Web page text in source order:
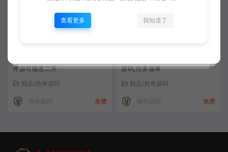
开源可随意二开
精品/抢单源码
海外源码 免费
源码,任务做单
精品/抢单源码
海外源码 免费
查看更多 我知道了